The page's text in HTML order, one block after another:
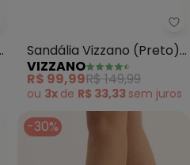
Rio - Sandália Beira Rio
Sandália Vizzano (Preto)
em Verniz
VIZZANO
R$ 99,99R$ 149,99
ou 3x de R$ 33,33 sem juros
-30%